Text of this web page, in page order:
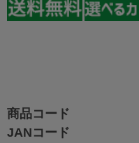
商品コード
JANコード